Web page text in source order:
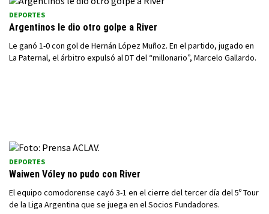
DEPORTES
Argentinos le dio otro golpe a River
Le ganó 1-0 con gol de Hernán López Muñoz. En el partido, jugado en
La Paternal, el árbitro expulsó al DT del “millonario”, Marcelo Gallardo.
DEPORTES
Waiwen Vóley no pudo con River
El equipo comodorense cayó 3-1 en el cierre del tercer día del 5º Tour
de la Liga Argentina que se juega en el Socios Fundadores.